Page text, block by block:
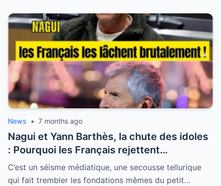
News • 7 months ago
Nagui et Yann Barthès, la chute des idoles
: Pourquoi les Français rejettent
massivement les “donneurs de leçons” de
la télévision
C’est un séisme médiatique, une secousse tellurique
qui fait trembler les fondations mêmes du petit…